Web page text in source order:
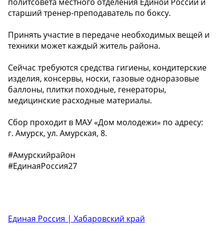
старший тренер-преподаватель по боксу.
Принять участие в передаче необходимых вещей и
техники может каждый житель района.
Сейчас требуются средства гигиены, кондитерские
изделия, консервы, носки, газовые одноразовые
баллоны, плитки походные, генераторы,
медицинские расходные материалы.
Сбор проходит в МАУ «Дом молодежи» по адресу:
г. Амурск, ул. Амурская, 8.
#Амурскийрайон
#ЕдинаяРоссия27
Единая Россия | Хабаровский край